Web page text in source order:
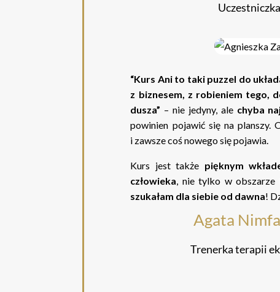
“Kurs Ani to taki puzzel do
z biznesem, z robieniem tego,
dusza” – nie jedyny, ale chyba
powinien pojawić się na planszy.
i zawsze coś nowego się pojawia.
Kurs jest także pięknym
człowieka, nie tylko w obszarze
szukałam dla siebie od dawna!
Agata
Trenerka terapii